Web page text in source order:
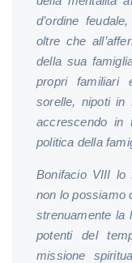
d’ordine
oltre che
della sua
propri familiari
sorelle, nipoti in
accrescendo in
politica della
Bonifacio VIII lo
non lo possiamo
strenuamente la
potenti del
missione